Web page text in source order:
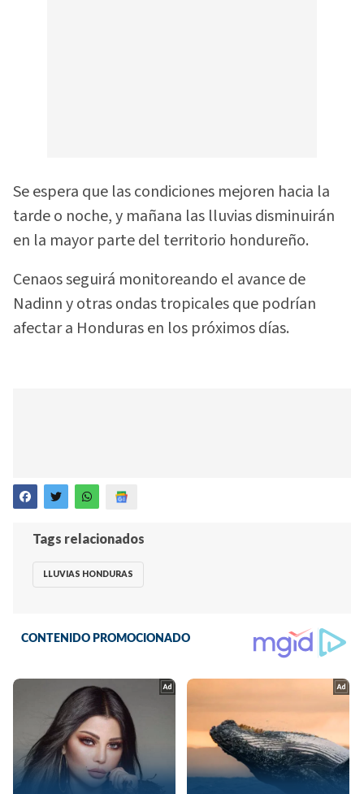
Se espera que las condiciones mejoren hacia la
tarde o noche, y mañana las lluvias disminuirán
en la mayor parte del territorio hondureño.
Cenaos seguirá monitoreando el avance de
Nadinn y otras ondas tropicales que podrían
afectar a Honduras en los próximos días.
Tags relacionados
LLUVIAS HONDURAS